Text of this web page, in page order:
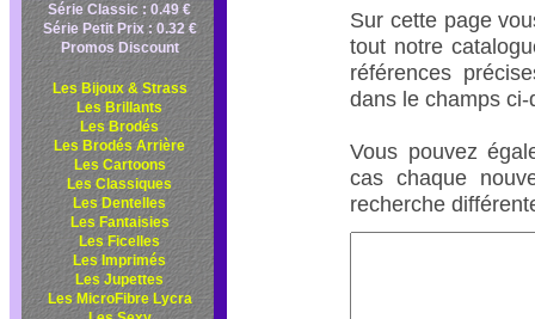
Série Classic : 0.49 €
Série Petit Prix : 0.32 €
Promos Discount
Les Bijoux & Strass
Les Brillants
Les Brodés
Les Brodés Arrière
Les Cartoons
Les Classiques
Les Dentelles
Les Fantaisies
Les Ficelles
Les Imprimés
Les Jupettes
Les MicroFibre Lycra
Sur cette page
tout notre
références
dans le champs
Vous pouvez
cas chaque
recherche